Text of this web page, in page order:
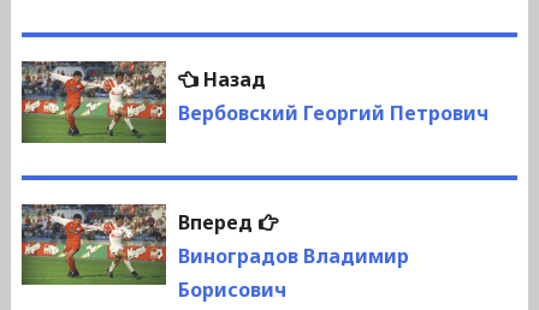
Навигация
по
записям
НазадПредыдущая
запись:
Вербовский Георгий Петрович
Вперед
Следующая
запись:
Виноградов Владимир
Борисович